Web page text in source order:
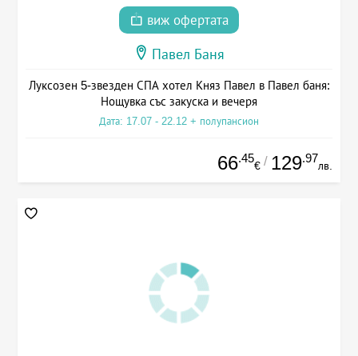
виж офертата
Павел Баня
Луксозен 5-звезден СПА хотел Княз Павел в Павел баня:
Нощувка със закуска и вечеря
Дата: 17.07 - 22.12 + полупансион
66.45
€ / 129.97
лв.